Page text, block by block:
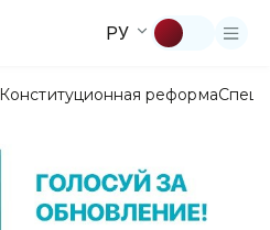
РУ
Конституционная реформа